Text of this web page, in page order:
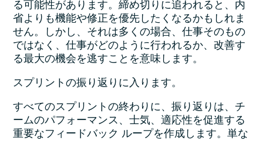
る可能性があります。締め切りに追われると、内
省よりも機能や修正を優先したくなるかもしれま
せん。しかし、それは多くの場合、仕事そのもの
ではなく、仕事がどのように行われるか、改善す
る最大の機会を逃すことを意味します。
スプリントの振り返りに入ります。
すべてのスプリントの終わりに、振り返りは、チ
ームのパフォーマンス、士気、適応性を促進する
重要なフィードバック ループを作成します。単な